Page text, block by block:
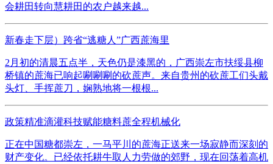
会耕田转向慧耕田的农户越来越...
新春走下层）跨省“逃糖人”广西蔗海里
2月初的清晨五点半，天色仍是漆黑的，广西崇左市扶绥县柳
桥镇的蔗海已响起唰唰唰的砍蔗声。来自贵州的砍蔗工们头戴
头灯、手挥蔗刀，娴熟地将一根根...
政策精准滴灌科技赋能糖料蔗全程机械化
正在中国糖都崇左，一马平川的蔗海正送来一场寂静而深刻的
财产变化。已经依托耕牛取人力劳做的郊野，现在回荡着高机